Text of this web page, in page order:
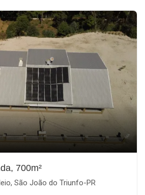
700m²
São João do Triunfo-PR